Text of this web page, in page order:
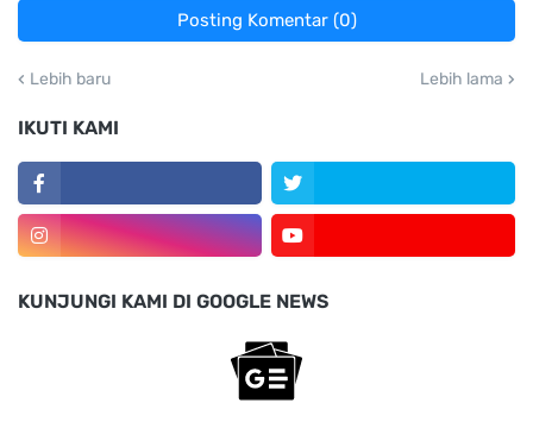
Posting Komentar (0)
Lebih baru Lebih lama
IKUTI KAMI
KUNJUNGI KAMI DI GOOGLE NEWS